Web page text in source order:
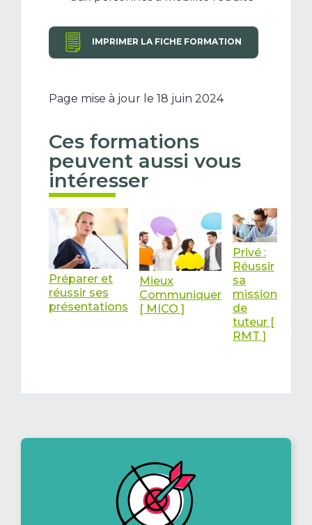
IMPRIMER LA FICHE FORMATION
Page mise à jour le 18 juin 2024
Ces formations
peuvent aussi vous
intéresser
Préparer et
réussir ses
présentations
Mieux
Communiquer
[ MICO ]
Privé :
Réussir
sa
mission
de
tuteur [
RMT ]